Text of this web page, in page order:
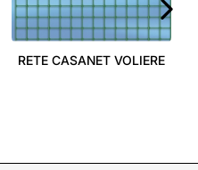
RETE CASANET VOLIERE
›